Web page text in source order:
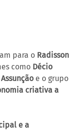
para o Radisson
como Décio
e o grupo
criativa a
e a